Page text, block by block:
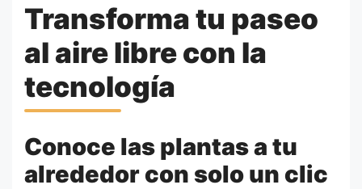
Transforma tu paseo
al aire libre con la
tecnología
Conoce las plantas a tu
alrededor con solo un clic